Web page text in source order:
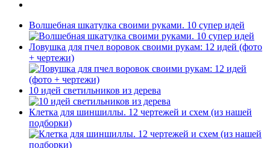
Волшебная шкатулка своими руками. 10 супер идей
Ловушка для пчел воровок своими рукам: 12 идей (фото
+ чертежи)
10 идей светильников из дерева
Клетка для шиншиллы. 12 чертежей и схем (из нашей
подборки)